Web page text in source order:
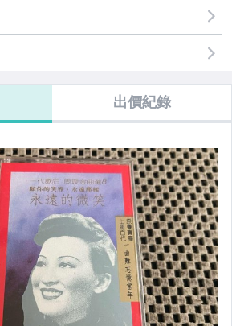
出價紀錄